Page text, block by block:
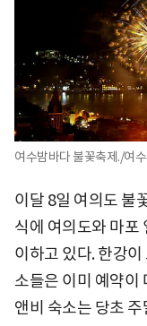
여수밤바다 불꽃축제./여
이달 8일 여의도 불
식에 여의도와 마포
이하고 있다. 한강
소들은 이미 예약이
앤비 숙소는 당초